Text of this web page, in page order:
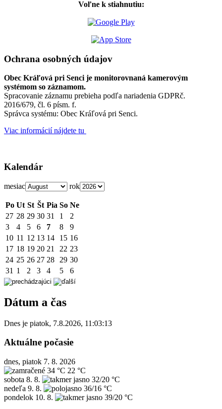
Voľne k stiahnutiu:
Ochrana osobných údajov
Obec Kráľová pri Senci je monitorovnaná kamerovým
systémom so záznamom.
Spracovanie záznamu prebieha podľa nariadenia GDPRč.
2016/679, čl. 6 písm. f.
Správca systému: Obec Kráľová pri Senci.
Viac informácií nájdete tu
Kalendár
mesiac rok
Po Ut St Št Pia So Ne
27 28 29 30 31 1
2
3
4 5 6 7 8
9
10 11 12 13 14 15 16
17 18 19 20 21 22 23
24 25 26 27 28 29 30
31 1 2 3 4 5 6
Dátum a čas
Dnes je piatok, 7.8.2026, 11:03:13
Aktuálne počasie
dnes, piatok 7. 8. 2026
34 °C 22 °C
sobota 8. 8.
32/20 °C
nedeľa 9. 8.
36/16 °C
pondelok 10. 8. 39/20 °C